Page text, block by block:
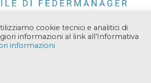
Manager Solutions Srl. Tutti i diritti
cookie tecnici e analitici di
informazioni al link all’Informativa
informazioni